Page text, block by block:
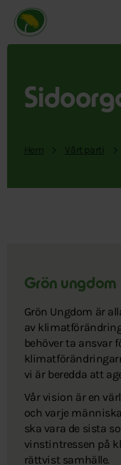
Miljöpartiet de
Hem Vårt parti
Grön ungdom
Grön Ungdom är
av
behöver ta ansvar
vi är beredda att
Vår vision är en
och varje
ska vara de sista
vinstintressen på
rättvist samhälle.